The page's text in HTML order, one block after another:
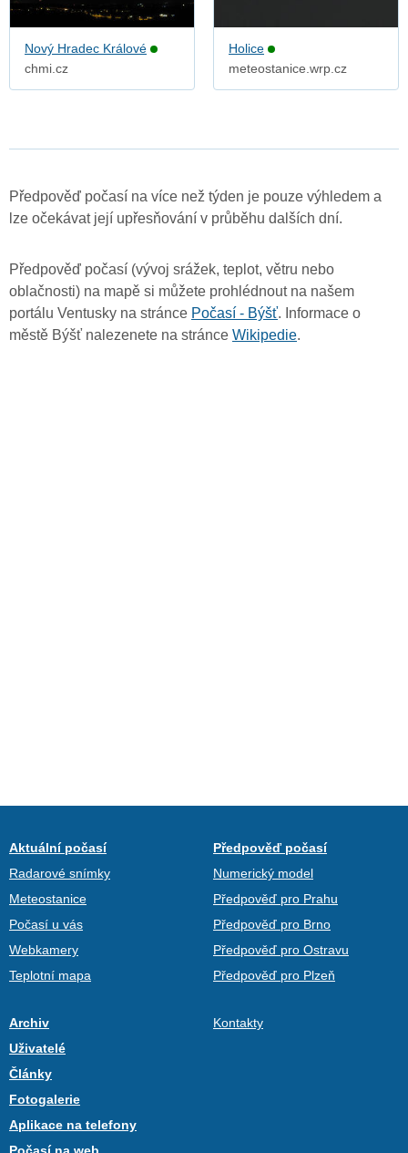
Nový Hradec Králové
chmi.cz
Holice
meteostanice.wrp.cz
Předpověď počasí na více než týden je pouze výhledem a
lze očekávat její upřesňování v průběhu dalších dní.
Předpověď počasí (vývoj srážek, teplot, větru nebo
oblačnosti) na mapě si můžete prohlédnout na našem
portálu Ventusky na stránce Počasí - Býšť. Informace o
městě Býšť nalezenete na stránce Wikipedie.
Aktuální počasí
Radarové snímky
Meteostanice
Počasí u vás
Webkamery
Teplotní mapa
Předpověď počasí
Numerický model
Předpověď pro Prahu
Předpověď pro Brno
Předpověď pro Ostravu
Předpověď pro Plzeň
Archiv
Uživatelé
Články
Fotogalerie
Aplikace na telefony
Kontakty